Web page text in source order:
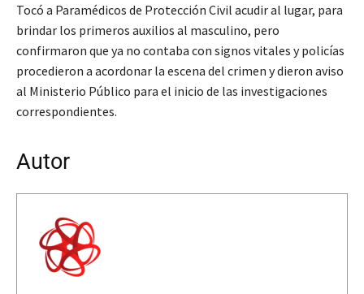
Tocó a Paramédicos de Protección Civil acudir al lugar, para
brindar los primeros auxilios al masculino, pero
confirmaron que ya no contaba con signos vitales y policías
procedieron a acordonar la escena del crimen y dieron aviso
al Ministerio Público para el inicio de las investigaciones
correspondientes.
Autor